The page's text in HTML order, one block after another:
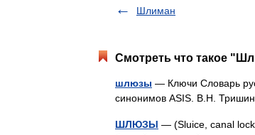
Шлиман
Смотреть что такое
шлюзы — Ключи Словарь
синонимов ASIS. В.Н.
ШЛЮЗЫ — (Sluice, canal